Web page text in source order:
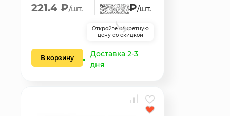
221.4 ₽/шт. ₽/шт.
Откройте секретную
цену со скидкой
В корзину
Доставка 2-3
дня